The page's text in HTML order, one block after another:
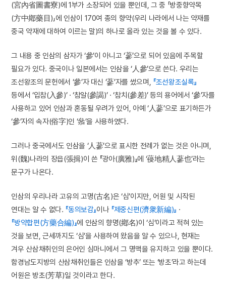
(宮內省圖書寮)에 1부가 소장되어 있을 뿐인데, 그 중 「방중향약목
(方中鄕藥目)」에 인삼이 170여 종의 향약(우리 나라에서 나는 약재를
중국 약재에 대하여 이르는 말)의 하나로 올라 있는 것을 볼 수 있다.
그 내용 중 인삼의 삼자가 ‘參’이 아니고 ‘蔘’으로 되어 있음에 주목할
필요가 있다. 중국이나 일본에서는 인삼을 ‘人參’으로 쓴다. 우리는
조선왕조의 문헌에서 ‘參’자 대신 ‘蔘’자를 썼으며,
『조선왕조실록』
등에서 ‘입참(入參)’ · ‘참알(參謁)’ · ‘참치(參差)’ 등의 용어에서 ‘參’자를
사용하고 있어 인삼과 혼동될 우려가 있어, 아예 ‘人蔘’으로 표기하든가
‘參’자의 속자(俗字)인 ‘叅’을 사용하였다.
그러나 중국에서도 인삼을 ‘人蔘’으로 표시한 전례가 없는 것은 아니며,
위(魏)나라의 장읍(張揖)이 쓴 『광아(廣雅)』에 ‘葠地精人蔘也’라는
문구가 나온다.
인삼의 우리나라 고유의 고명(古名)은 ‘심’이지만, 어원 및 시작된
연대는 알 수 없다. 『동의보감』이나 『제중신편(濟衆新編)』 ·
『방약합편(方藥合編)』에 인삼의 향명(鄕名)이 ‘심’이라고 적혀 있는
것을 보면, 근세까지도 ‘심’을 사용하여 왔음을 알 수 있으나, 현재는
겨우 산삼채취인의 은어인 심마니에서 그 명맥을 유지하고 있을 뿐이다.
함경남도지방의 산삼채취인들은 인삼을 ‘방추’ 또는 ‘방초’라고 하는데
어원은 방초(芳草)일 것이라고 한다.